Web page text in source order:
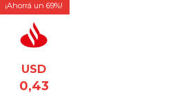
69
USD
0,43